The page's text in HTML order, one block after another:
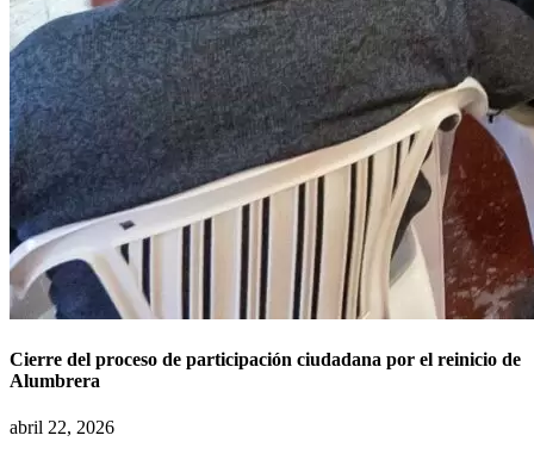
Cierre del proceso de participación ciudadana por el reinicio de
Alumbrera
abril 22, 2026